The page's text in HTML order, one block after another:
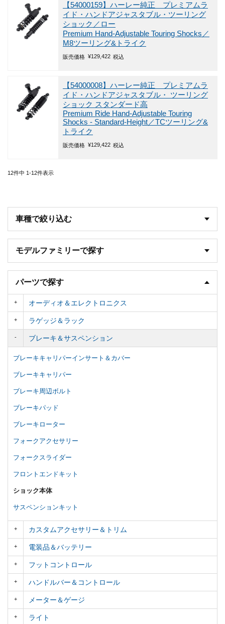
【54000159】ハーレー純正 プレミアムラ
イド・ハンドアジャスタブル・ツーリング
ショック／ロー
Premium Hand-Adjustable Touring Shocks／
M8ツーリング&トライク
販売価格 ¥129,422 税込
【54000008】ハーレー純正 プレミアムラ
イド・ハンドアジャスタブル・ ツーリング
ショック スタンダード高
Premium Ride Hand-Adjustable Touring
Shocks - Standard-Height／TCツーリング&
トライク
販売価格 ¥129,422 税込
12件中 1-12件表示
車種で絞り込む
モデルファミリーで探す
パーツで探す
オーディオ＆エレクトロニクス
ラゲッジ＆ラック
ブレーキ＆サスペンション
ブレーキキャリパーインサート＆カバー
ブレーキキャリパー
ブレーキ周辺ボルト
ブレーキパッド
ブレーキローター
フォークアクセサリー
フォークスライダー
フロントエンドキット
ショック本体
サスペンションキット
カスタムアクセサリー＆トリム
電装品＆バッテリー
フットコントロール
ハンドルバー＆コントロール
メーター＆ゲージ
ライト